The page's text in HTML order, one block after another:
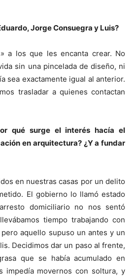
Jorge Consuegra y Luis?
a los que les encanta crear. No
sin una pincelada de diseño, ni
sea exactamente igual al anterior.
trasladar a quienes contactan
qué surge el interés hacía el
en arquitectura? ¿Y a fundar
en nuestras casas por un delito
El gobierno lo llamó estado
domiciliario no nos sentó
tiempo trabajando con
aquello supuso un antes y un
Decidimos dar un paso al frente,
que se había acumulado en
impedía movernos con soltura, y